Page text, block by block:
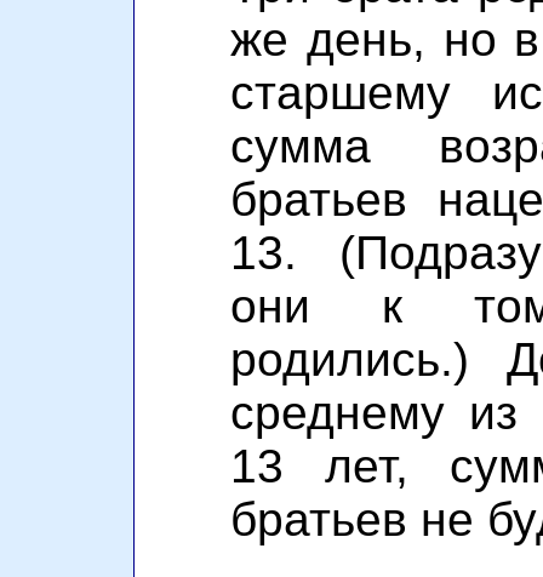
же день, но
старшему
сумма
братьев
13.
они к
родились.)
среднему из
13 лет,
братьев не